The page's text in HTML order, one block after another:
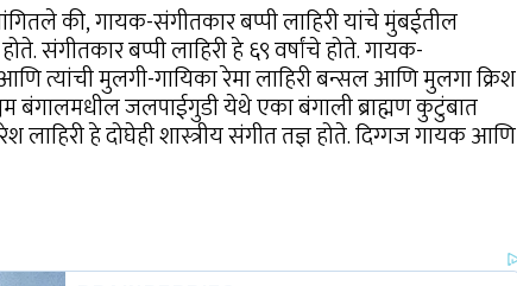
की, गायक-संगीतकार बप्पी लाहिरी यांचे मुंबईतील
संगीतकार बप्पी लाहिरी हे ६९ वर्षांचे होते. गायक-
आणि त्यांची मुलगी-गायिका रेमा लाहिरी बन्सल आणि मुलगा क्रिश
बंगालमधील जलपाईगुडी येथे एका बंगाली ब्राह्मण कुटुंबात
हे दोघेही शास्त्रीय संगीत तज्ञ होते. दिग्गज गायक आणि